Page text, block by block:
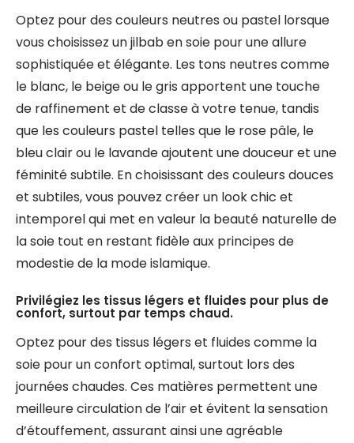
Optez pour des couleurs neutres ou pastel lorsque
vous choisissez un jilbab en soie pour une allure
sophistiquée et élégante. Les tons neutres comme
le blanc, le beige ou le gris apportent une touche
de raffinement et de classe à votre tenue, tandis
que les couleurs pastel telles que le rose pâle, le
bleu clair ou le lavande ajoutent une douceur et une
féminité subtile. En choisissant des couleurs douces
et subtiles, vous pouvez créer un look chic et
intemporel qui met en valeur la beauté naturelle de
la soie tout en restant fidèle aux principes de
modestie de la mode islamique.
Privilégiez les tissus légers et fluides pour plus de
confort, surtout par temps chaud.
Optez pour des tissus légers et fluides comme la
soie pour un confort optimal, surtout lors des
journées chaudes. Ces matières permettent une
meilleure circulation de l’air et évitent la sensation
d’étouffement, assurant ainsi une agréable